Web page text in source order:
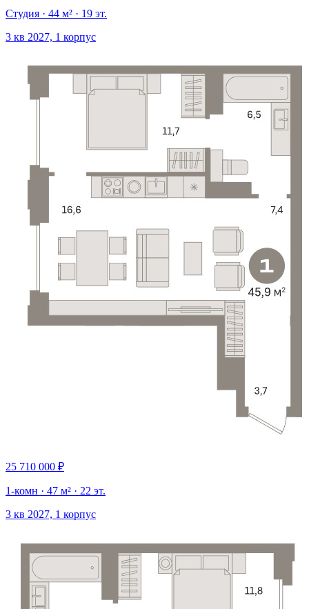
Студия · 44 м² · 19 эт.
3 кв 2027, 1 корпус
25 710 000 ₽
1-комн · 47 м² · 22 эт.
3 кв 2027, 1 корпус